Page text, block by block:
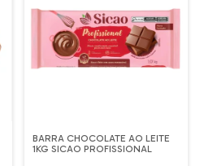
BARRA CHOCOLATE AO LEITE
1KG SICAO PROFISSIONAL